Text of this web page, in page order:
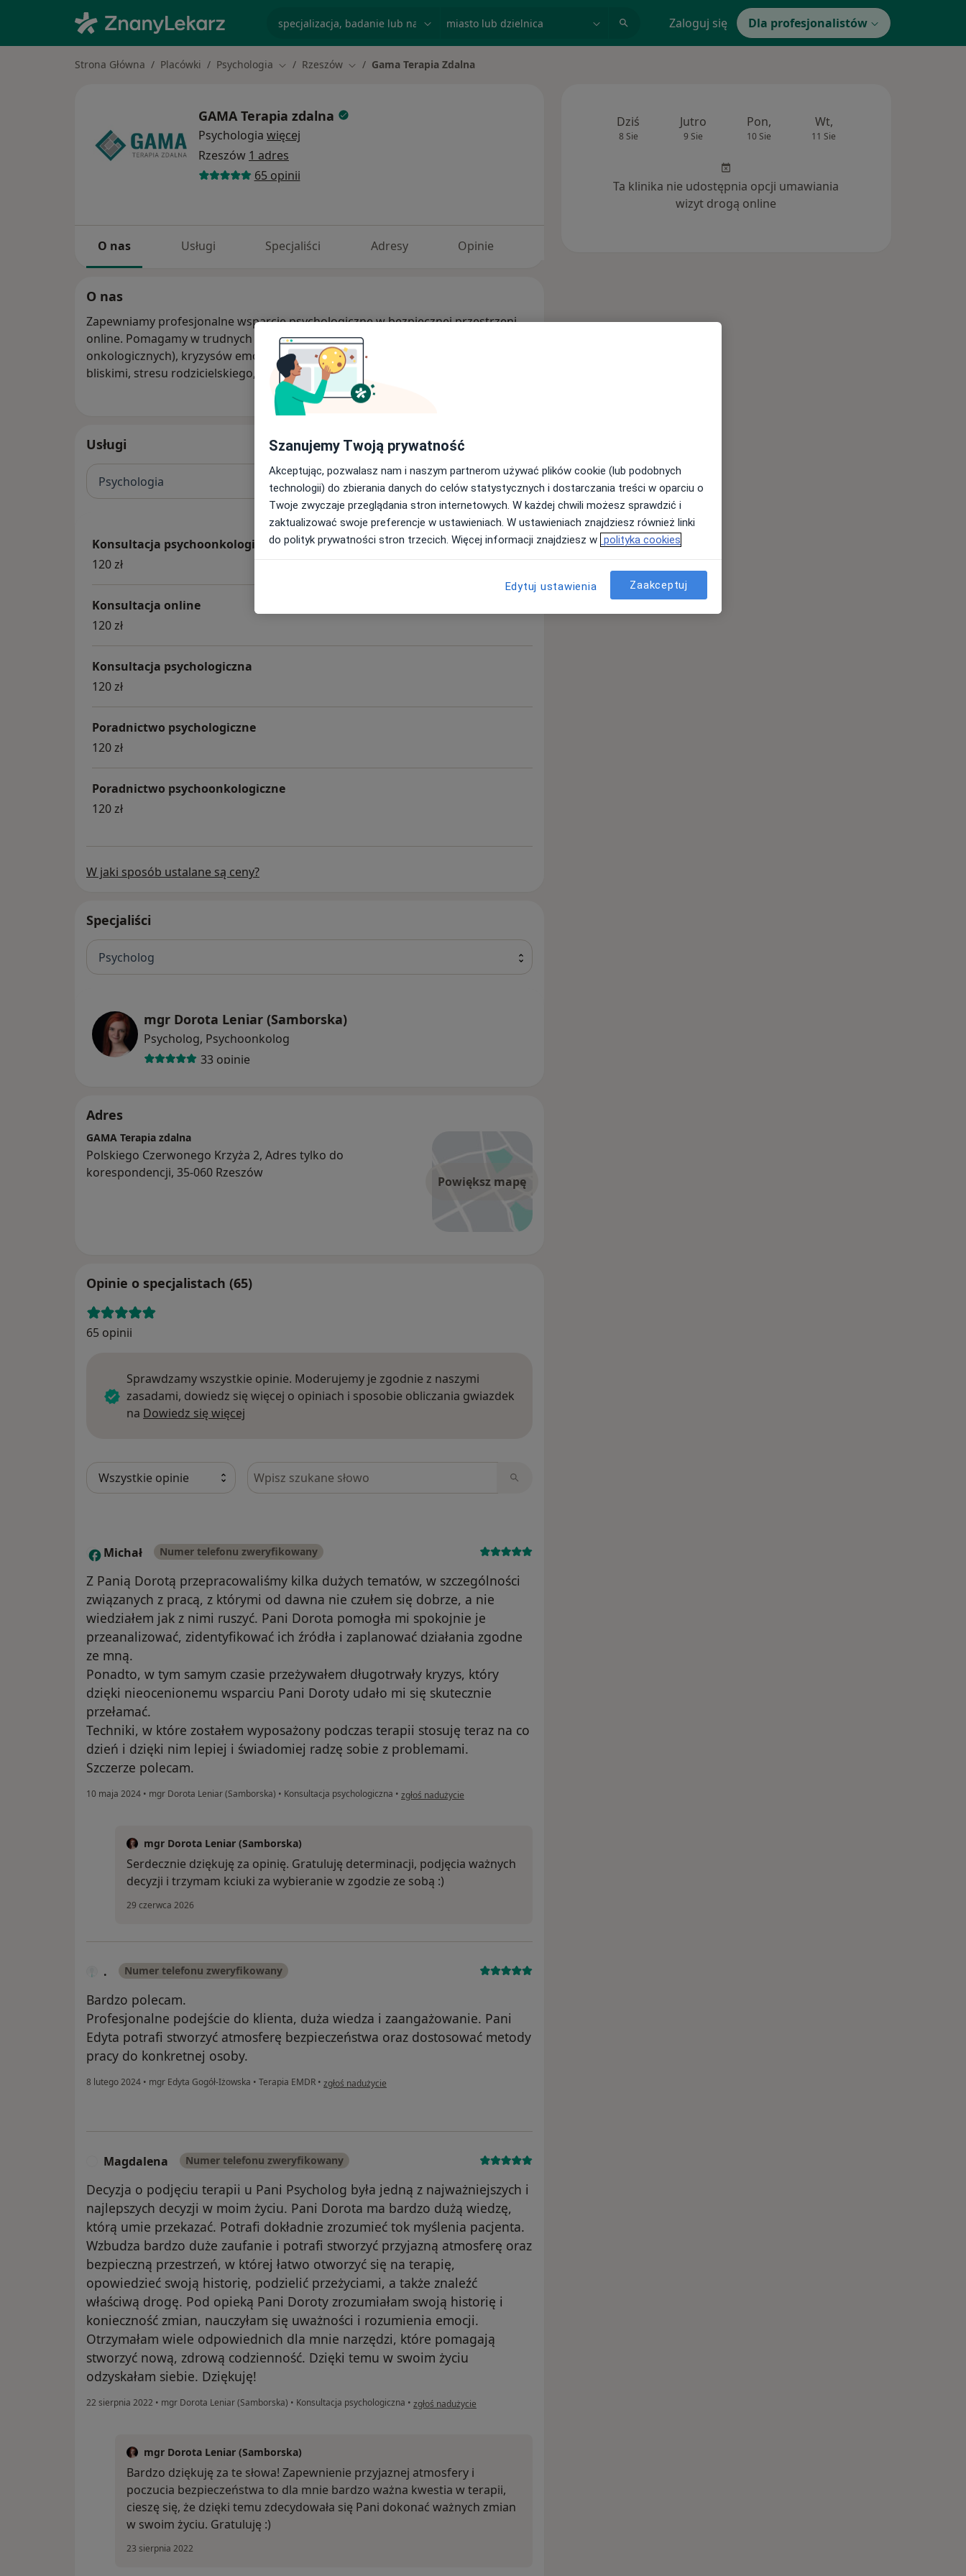
Zaloguj się Dla profesjonalistów
Strona Główna Placówki Psychologia Zmień miasto
Rzeszów Zmień miasto
Gama Terapia Zdalna
GAMA Terapia zdalna
Psychologia więcej
Rzeszów 1 adres
65 opinii
O nas Usługi Specjaliści Adresy Opinie
O nas
Zapewniamy profesjonalne wsparcie psychologiczne w bezpiecznej przestrzeni
online. Pomagamy w trudnych sytuacjach m. in. doświadczenia chorób (w tym
onkologicznych), kryzysów emocjonalnych, żałoby, konfliktów w relacjach z
bliskimi, stresu rodzicielskiego, mobbingu.
Usługi
Psychologia
Konsultacja psychoonkologiczna
120 zł
Konsultacja online
120 zł
Konsultacja psychologiczna
120 zł
Poradnictwo psychologiczne
120 zł
Poradnictwo psychoonkologiczne
120 zł
W jaki sposób ustalane są ceny?
Specjaliści
Psycholog
mgr Dorota Leniar (Samborska)
Psycholog, Psychoonkolog
33 opinie
Adres
Powiększ mapę
GAMA Terapia zdalna
Polskiego Czerwonego Krzyża 2, Adres tylko do
korespondencji, 35-060 Rzeszów
Opinie o specjalistach (65)
65 opinii
Sprawdzamy wszystkie opinie. Moderujemy je zgodnie z naszymi
zasadami, dowiedz się więcej o opiniach i sposobie obliczania gwiazdek
na Dowiedz się więcej
Szukaj w opiniach
M Michał Numer telefonu zweryfikowany
Z Panią Dorotą przepracowaliśmy kilka dużych tematów, w szczególności
związanych z pracą, z którymi od dawna nie czułem się dobrze, a nie
wiedziałem jak z nimi ruszyć. Pani Dorota pomogła mi spokojnie je
przeanalizować, zidentyfikować ich źródła i zaplanować działania zgodne
ze mną.
Ponadto, w tym samym czasie przeżywałem długotrwały kryzys, który
dzięki nieocenionemu wsparciu Pani Doroty udało mi się skutecznie
przełamać.
Techniki, w które zostałem wyposażony podczas terapii stosuję teraz na co
dzień i dzięki nim lepiej i świadomiej radzę sobie z problemami.
Szczerze polecam.
10 maja 2024 • mgr Dorota Leniar (Samborska) • Konsultacja psychologiczna • w opinii użytkownika Michał
zgłoś nadużycie
mgr Dorota Leniar (Samborska)
Serdecznie dziękuję za opinię. Gratuluję determinacji, podjęcia ważnych
decyzji i trzymam kciuki za wybieranie w zgodzie ze sobą :)
29 czerwca 2026
. Numer telefonu zweryfikowany
Bardzo polecam.
Profesjonalne podejście do klienta, duża wiedza i zaangażowanie. Pani
Edyta potrafi stworzyć atmosferę bezpieczeństwa oraz dostosować metody
pracy do konkretnej osoby.
8 lutego 2024 • mgr Edyta Gogół-Iżowska • Terapia EMDR • w opinii użytkownika .
zgłoś nadużycie
Magdalena Numer telefonu zweryfikowany
Decyzja o podjęciu terapii u Pani Psycholog była jedną z najważniejszych i
najlepszych decyzji w moim życiu. Pani Dorota ma bardzo dużą wiedzę,
którą umie przekazać. Potrafi dokładnie zrozumieć tok myślenia pacjenta.
Wzbudza bardzo duże zaufanie i potrafi stworzyć przyjazną atmosferę oraz
bezpieczną przestrzeń, w której łatwo otworzyć się na terapię,
opowiedzieć swoją historię, podzielić przeżyciami, a także znaleźć
właściwą drogę. Pod opieką Pani Doroty zrozumiałam swoją historię i
konieczność zmian, nauczyłam się uważności i rozumienia emocji.
Otrzymałam wiele odpowiednich dla mnie narzędzi, które pomagają
stworzyć nową, zdrową codzienność. Dzięki temu w swoim życiu
odzyskałam siebie. Dziękuję!
22 sierpnia 2022 • mgr Dorota Leniar (Samborska) • Konsultacja psychologiczna • w opinii użytkownika Magdalena
zgłoś nadużycie
mgr Dorota Leniar (Samborska)
Bardzo dziękuję za te słowa! Zapewnienie przyjaznej atmosfery i
poczucia bezpieczeństwa to dla mnie bardzo ważna kwestia w terapii,
cieszę się, że dzięki temu zdecydowała się Pani dokonać ważnych zmian
w swoim życiu. Gratuluję :)
23 sierpnia 2022
Dziś
8 Sie
Jutro
9 Sie
Pon,
10 Sie
Wt,
11 Sie
Ta klinika nie udostępnia opcji umawiania
wizyt drogą online
Szanujemy Twoją prywatność
Akceptując, pozwalasz nam i naszym partnerom używać plików cookie (lub podobnych
technologii) do zbierania danych do celów statystycznych i dostarczania treści w oparciu o
Twoje zwyczaje przeglądania stron internetowych. W każdej chwili możesz sprawdzić i
zaktualizować swoje preferencje w ustawieniach. W ustawieniach znajdziesz również linki
do polityk prywatności stron trzecich. Więcej informacji znajdziesz w polityka cookies
Edytuj ustawienia Zaakceptuj